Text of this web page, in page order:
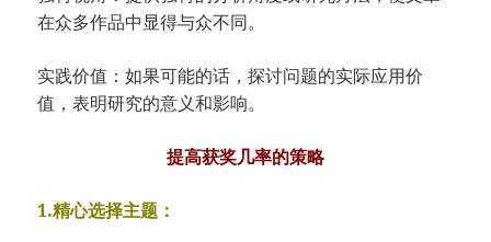
在众多作品中显得与众不同。
实践价值：如果可能的话，探讨问题的实际应用价
值，表明研究的意义和影响。
提高获奖几率的策略
1.精心选择主题：